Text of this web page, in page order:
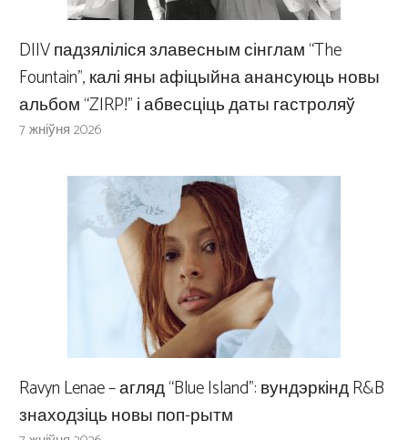
DIIV падзяліліся злавесным сінглам “The
Fountain”, калі яны афіцыйна анансуюць новы
альбом “ZIRP!” і абвесціць даты гастроляў
7 жніўня 2026
Ravyn Lenae – агляд “Blue Island”: вундэркінд R&B
знаходзіць новы поп-рытм